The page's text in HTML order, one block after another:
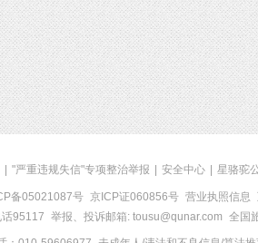
"严重违规失信"专项整治举报 安全中心 星骆驼
备05021087号 京ICP证060856号 营业执照信息
95117 举报、投诉邮箱: tousu@qunar.com 全国